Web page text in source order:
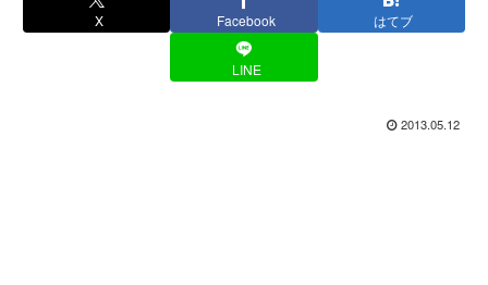
X Facebook はてブ
LINE
2013.05.12